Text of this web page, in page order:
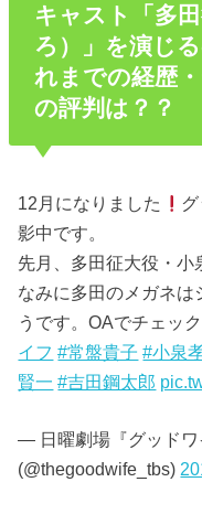
キャスト「多
ろ）」を演じ
れまでの経歴
の評判は？？
12月になりました
影中です。
先月、多田征大役・小
なみに多田のメガネは
うです。OAでチェッ
イフ #常盤貴子 #小泉
賢一 #吉田鋼太郎
— 日曜劇場『グッド
(@thegoodwife_tbs)